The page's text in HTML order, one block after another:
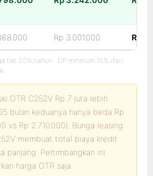
Rp 3.001.000 Rp
flat 20%/tahun · DP minimum 10% dari
OTR C252V Rp 7 juta lebih
bulan keduanya hanya beda Rp
vs Rp 2.710.000). Bunga leasing
membuat total biaya kredit
panjang. Pertimbangkan ini
harga OTR saja.